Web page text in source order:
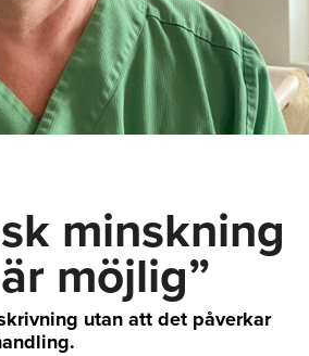
minskning
möjlig”
utan att det påverkar